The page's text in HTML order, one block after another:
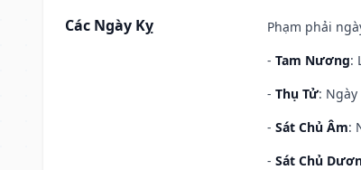
Các Ngày Kỵ
Phạm phải
- Tam Nương:
- Thụ Tử:
- Sát Chủ Âm:
- Sát Chủ